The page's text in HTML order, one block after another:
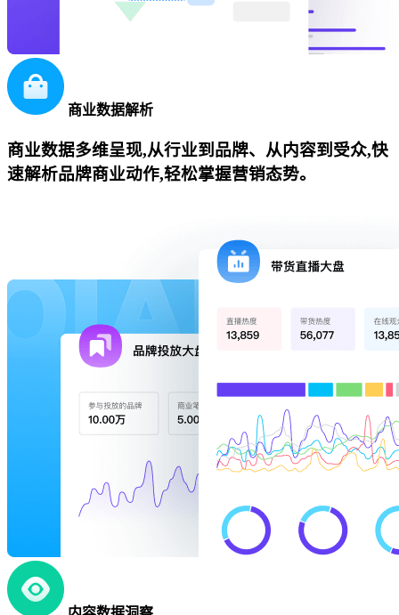
商业数据解析
商业数据多维呈现,从行业到品牌、从内容到受众,快
速解析品牌商业动作,轻松掌握营销态势。